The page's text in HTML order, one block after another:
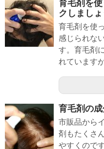
育毛剤を
クしましょ
育毛剤を使
感じられな
す。育毛剤
れています
育毛剤の
市販品から
剤もたくさ
やすくので